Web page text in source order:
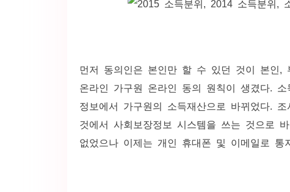
먼저 동의인은 본인만 할 수 있던 것이 본인
온라인 가구원 온라인 동의 원칙이 생겼다.
정보에서 가구원의 소득재산으로 바뀌었다.
것에서 사회보장정보 시스템을 쓰는 것으로
없었으나 이제는 개인 휴대폰 및 이메일로 통